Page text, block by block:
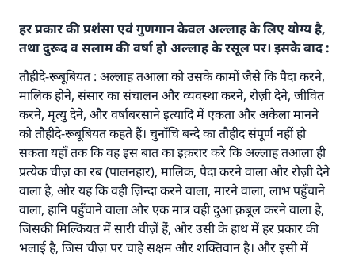
हर प्रकार की प्रशंसा एवं गुणगान केवल अल्लाह के लिए योग्य है,
तथा दुरूद व सलाम की वर्षा हो अल्लाह के रसूल पर। इसके बाद :
तौहीदे-रूबूबियत : अल्लाह तआला को उसके कामों जैसे कि पैदा करने,
मालिक होने, संसार का संचालन और व्यवस्था करने, रोज़ी देने, जीवित
करने, मृत्यु देने, और वर्षाबरसाने इत्यादि में एकता और अकेला मानने
को तौहीदे-रूबूबियत कहते हैं। चुनाँचि बन्दे का तौहीद संपूर्ण नहीं हो
सकता यहाँ तक कि वह इस बात का इक़रार करे कि अल्लाह तआला ही
प्रत्येक चीज़ का रब (पालनहार), मालिक, पैदा करने वाला और रोज़ी देने
वाला है, और यह कि वही ज़िन्दा करने वाला, मारने वाला, लाभ पहुँचाने
वाला, हानि पहुँचाने वाला और एक मात्र वही दुआ क़बूल करने वाला है,
जिसकी मिल्कियत में सारी चीज़ें हैं, और उसी के हाथ में हर प्रकार की
भलाई है, जिस चीज़ पर चाहे सक्षम और शक्तिवान है। और इसी में